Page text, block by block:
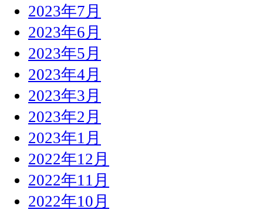
2023年7月
2023年6月
2023年5月
2023年4月
2023年3月
2023年2月
2023年1月
2022年12月
2022年11月
2022年10月